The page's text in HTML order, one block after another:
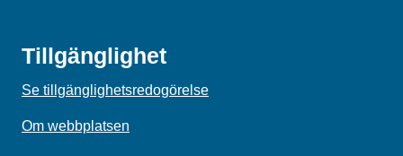
Tillgänglighet
Se tillgänglighetsredogörelse
Om webbplatsen